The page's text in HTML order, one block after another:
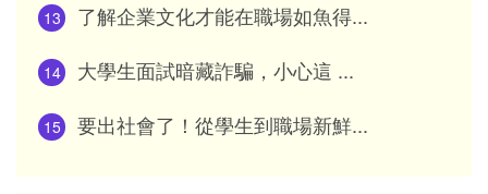
13 了解企業文化才能在職場如魚得...
14 大學生面試暗藏詐騙，小心這 ...
15 要出社會了！從學生到職場新鮮...